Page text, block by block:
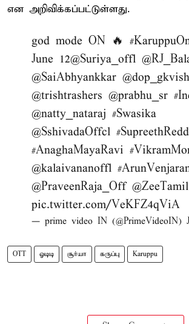
என அறிவிக்கப்பட்டுள்ளது.
god mode ON 🔥
June 12@Suriya_offl
@SaiAbhyankkar
@trishtrashers @prabhu_sr
@natty_nataraj #Swasika
@SshivadaOffcl
#AnaghaMayaRavi
@kalaivananoffl
@PraveenRaja_Off @ZeeTamil
pic.twitter.com/VeKFZ4qViA
— prime video IN (@PrimeVideoIN)
OTT ஓடிடி சூர்யா கருப்பு Karuppu